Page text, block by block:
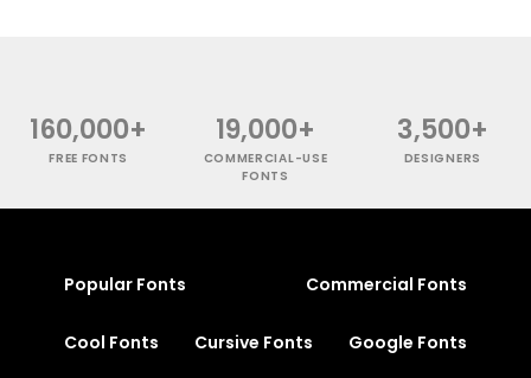
160,000+
FREE FONTS
19,000+
COMMERCIAL-USE
FONTS
3,500+
DESIGNERS
Popular Fonts Commercial Fonts
Cool Fonts Cursive Fonts Google Fonts